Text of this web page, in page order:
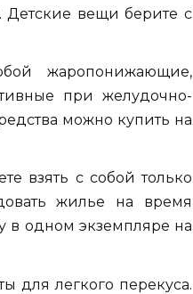
вещи берите с
жаропонижающие,
при желудочно-
можно купить на
взять с собой только
жилье на время
в одном экземпляре на
для легкого перекуса.